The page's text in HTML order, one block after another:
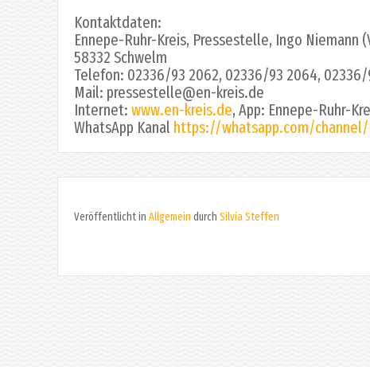
Kontaktdaten:
Ennepe-Ruhr-Kreis, Pressestelle, Ingo Niemann
58332 Schwelm
Telefon: 02336/93 2062, 02336/93 2064,
Mail: pressestelle@en-kreis.de
Internet: www.en-kreis.de, App: Ennepe-Ruhr-
WhatsApp Kanal https://whatsapp.com/channel/
Veröffentlicht in Allgemein durch Silvia Steffen